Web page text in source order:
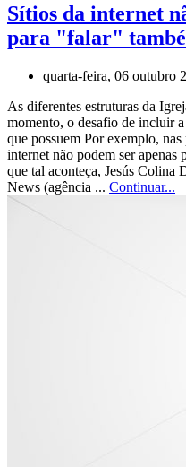
Sítios da internet
para "falar"
quarta-feira, 06 outubro
As diferentes estruturas da
momento, o desafio de incluir
que possuem Por exemplo,
internet não podem ser
que tal aconteça, Jesús
News (agência ... Continuar...